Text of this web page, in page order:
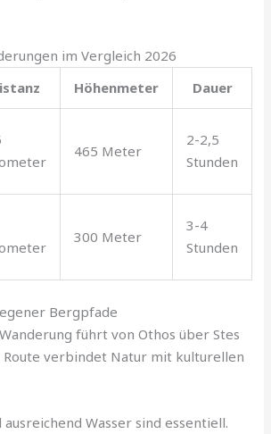
im Vergleich 2026
Höhenmeter Dauer
465 Meter
2-2,5
Stunden
300 Meter
3-4
Stunden
Bergpfade
führt von Othos über Stes
Route verbindet Natur mit kulturellen
ausreichend Wasser sind essentiell.